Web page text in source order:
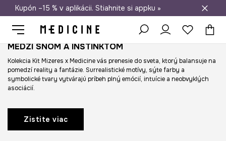
Doprava zadarmo od 50 €
Kupón –15 % v aplikácii. Stiahnite si appku »
MEDZI SNOM A INŠTINKTOM
Kolekcia Kit Mizeres x Medicine vás prenesie do sveta, ktorý balansuje na
pomedzí reality a fantázie. Surrealistické motívy, sýte farby a
symbolické tvary vytvárajú príbeh plný emócií, intuície a neobvyklých
asociácií.
Zistite viac